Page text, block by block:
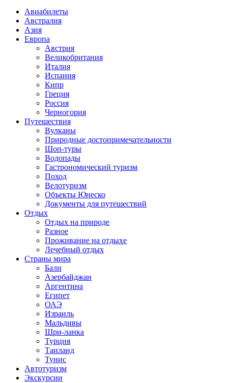
Авиабилеты
Австралия
Азия
Европа
Австрия
Великобритания
Италия
Испания
Кипр
Греция
Россия
Черногория
Путешествия
Вулканы
Природные достопримечательности
Шоп-туры
Водопады
Гастрономический туризм
Поход
Велотуризм
Объекты Юнеско
Документы для путешествий
Отдых
Отдых на природе
Разное
Проживание на отдыхе
Лечебный отдых
Страны мира
Бали
Азербайджан
Аргентина
Египет
ОАЭ
Израиль
Мальдивы
Шри-ланка
Турция
Таиланд
Тунис
Автотуризм
Экскурсии